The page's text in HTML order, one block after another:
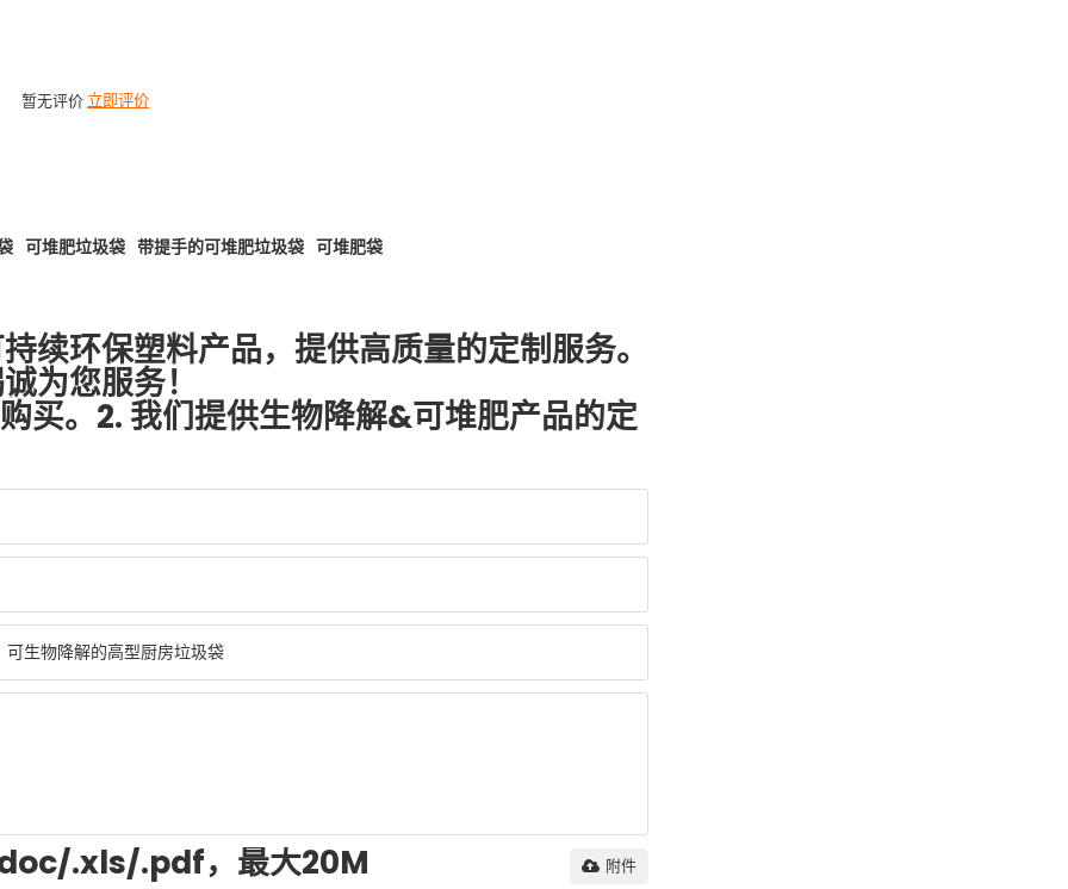
暂无评价立即评价
可堆肥垃圾袋 带提手的可堆肥垃圾袋 可堆肥袋
续环保塑料产品，提供高质量的定制服务。
为您服务！
买。2. 我们提供生物降解&可堆肥产品的定
.xls/.pdf，最大20M 附件